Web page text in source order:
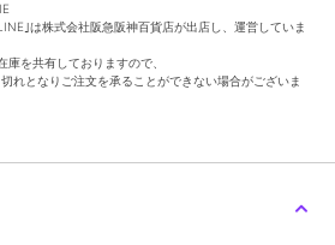
｣は株式会社阪急阪神百貨店が出店し、運営していま
を共有しておりますので、
れとなりご注文を承ることができない場合がございま